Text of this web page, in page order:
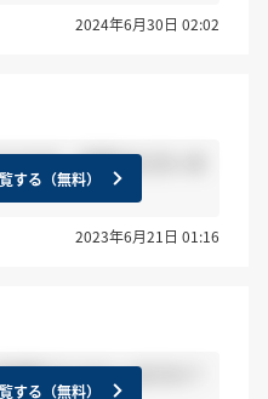
2024年6月30日 02:02
すが、結果出た方いま
する（無料）
2023年6月21日 01:16
果でたかたいますか？
する（無料）